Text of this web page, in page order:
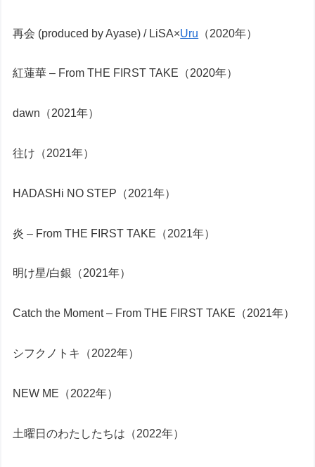
再会 (produced by Ayase) / LiSA×Uru （2020年）
紅蓮華 – From THE FIRST TAKE（2020年）
dawn（2021年）
往け（2021年）
HADASHi NO STEP（2021年）
炎 – From THE FIRST TAKE（2021年）
明け星/白銀（2021年）
Catch the Moment – From THE FIRST TAKE（2021年）
シフクノトキ（2022年）
NEW ME（2022年）
土曜日のわたしたちは（2022年）